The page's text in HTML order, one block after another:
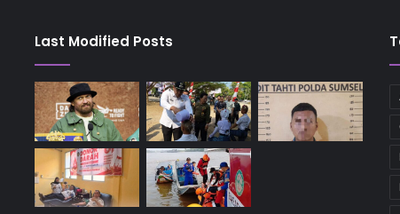
Last Modified Posts